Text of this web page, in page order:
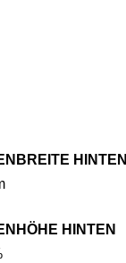
HINTEN
HINTEN